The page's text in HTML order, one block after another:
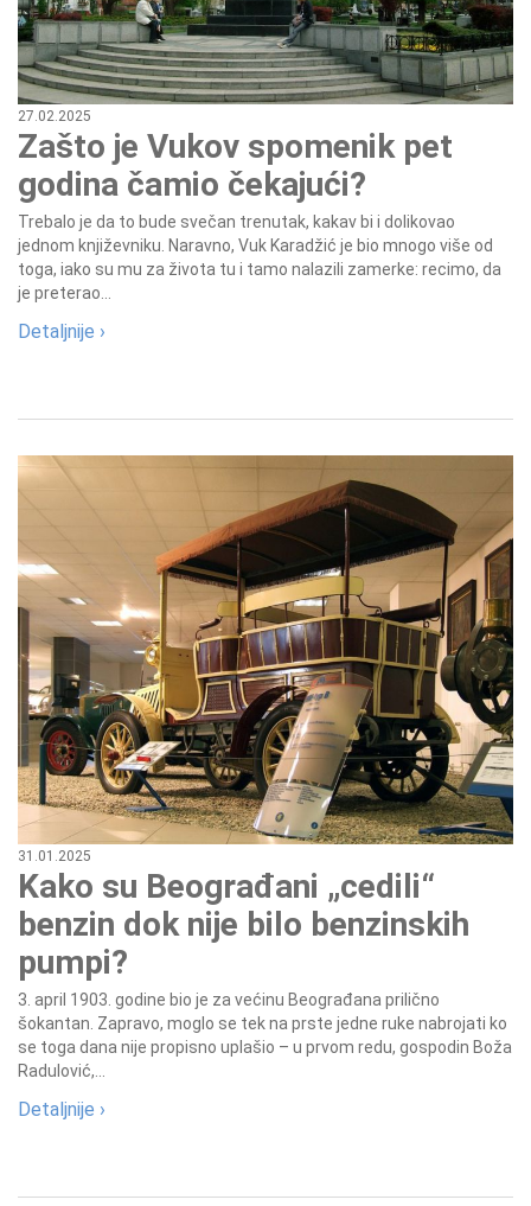
27.02.2025
Zašto je Vukov spomenik pet
godina čamio čekajući?
Trebalo je da to bude svečan trenutak, kakav bi i dolikovao
jednom književniku. Naravno, Vuk Karadžić je bio mnogo više od
toga, iako su mu za života tu i tamo nalazili zamerke: recimo, da
je preterao...
Detaljnije ›
31.01.2025
Kako su Beograđani „cedili“
benzin dok nije bilo benzinskih
pumpi?
3. april 1903. godine bio je za većinu Beograđana prilično
šokantan. Zapravo, moglo se tek na prste jedne ruke nabrojati ko
se toga dana nije propisno uplašio – u prvom redu, gospodin Boža
Radulović,...
Detaljnije ›